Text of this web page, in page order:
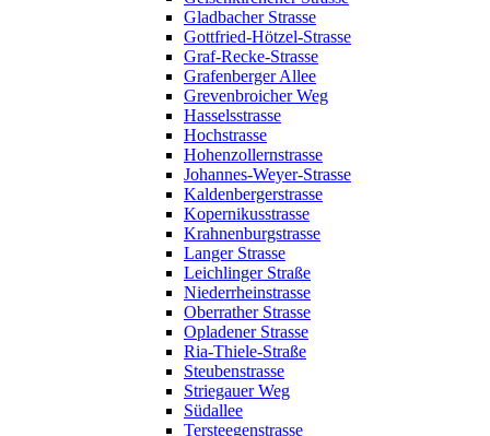
Gladbacher Strasse
Gottfried-Hötzel-Strasse
Graf-Recke-Strasse
Grafenberger Allee
Grevenbroicher Weg
Hasselsstrasse
Hochstrasse
Hohenzollernstrasse
Johannes-Weyer-Strasse
Kaldenbergerstrasse
Kopernikusstrasse
Krahnenburgstrasse
Langer Strasse
Leichlinger Straße
Niederrheinstrasse
Oberrather Strasse
Opladener Strasse
Ria-Thiele-Straße
Steubenstrasse
Striegauer Weg
Südallee
Tersteegenstrasse